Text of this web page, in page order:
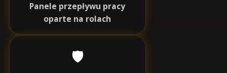
Panele przepływu pracy
oparte na rolach
🛡️